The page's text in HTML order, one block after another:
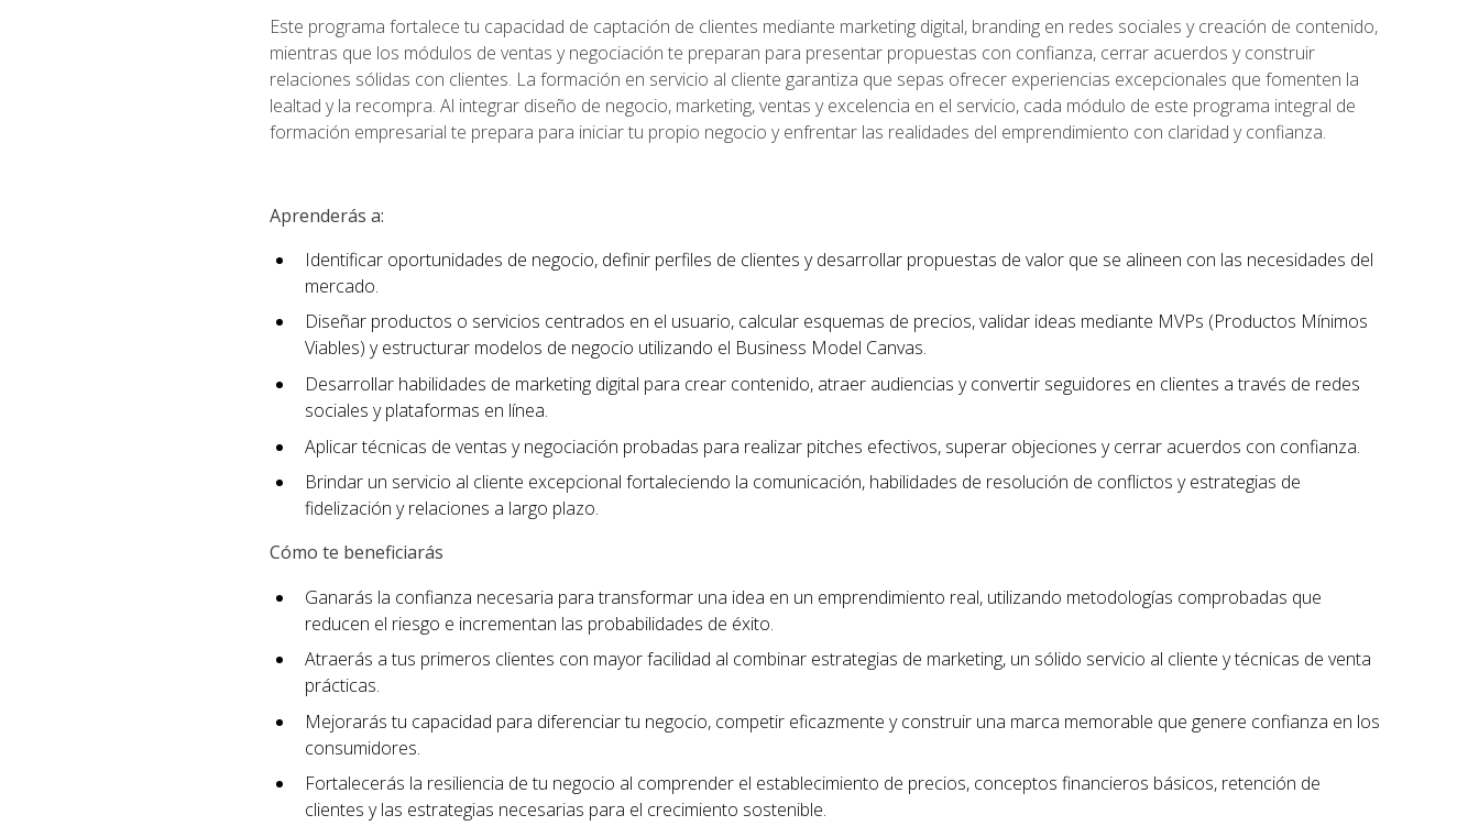
Este programa fortalece tu capacidad de captación de clientes mediante marketing digital, branding en redes sociales y creación de contenido,
mientras que los módulos de ventas y negociación te preparan para presentar propuestas con confianza, cerrar acuerdos y construir
relaciones sólidas con clientes. La formación en servicio al cliente garantiza que sepas ofrecer experiencias excepcionales que fomenten la
lealtad y la recompra. Al integrar diseño de negocio, marketing, ventas y excelencia en el servicio, cada módulo de este programa integral de
formación empresarial te prepara para iniciar tu propio negocio y enfrentar las realidades del emprendimiento con claridad y confianza.
Aprenderás a:
Identificar oportunidades de negocio, definir perfiles de clientes y desarrollar propuestas de valor que se alineen con las necesidades del
mercado.
Diseñar productos o servicios centrados en el usuario, calcular esquemas de precios, validar ideas mediante MVPs (Productos Mínimos
Viables) y estructurar modelos de negocio utilizando el Business Model Canvas.
Desarrollar habilidades de marketing digital para crear contenido, atraer audiencias y convertir seguidores en clientes a través de redes
sociales y plataformas en línea.
Aplicar técnicas de ventas y negociación probadas para realizar pitches efectivos, superar objeciones y cerrar acuerdos con confianza.
Brindar un servicio al cliente excepcional fortaleciendo la comunicación, habilidades de resolución de conflictos y estrategias de
fidelización y relaciones a largo plazo.
Cómo te beneficiarás
Ganarás la confianza necesaria para transformar una idea en un emprendimiento real, utilizando metodologías comprobadas que
reducen el riesgo e incrementan las probabilidades de éxito.
Atraerás a tus primeros clientes con mayor facilidad al combinar estrategias de marketing, un sólido servicio al cliente y técnicas de venta
prácticas.
Mejorarás tu capacidad para diferenciar tu negocio, competir eficazmente y construir una marca memorable que genere confianza en los
consumidores.
Fortalecerás la resiliencia de tu negocio al comprender el establecimiento de precios, conceptos financieros básicos, retención de
clientes y las estrategias necesarias para el crecimiento sostenible.